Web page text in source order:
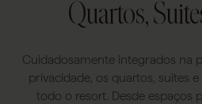
Quartos,
Cuidadosamente integrados na
privacidade, os quartos, suites
todo o resort. Desde espaços